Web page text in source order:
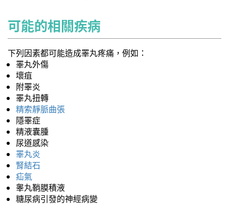
可能的相關疾病
下列因素都可能造成睪丸疼痛，例如：
睪丸外傷
壞疽
附睪炎
睪丸扭轉
精索靜脈曲張
隱睪症
精液囊腫
尿道感染
睪丸炎
腎結石
疝氣
睾丸鞘膜積液
糖尿病引發的神經病變